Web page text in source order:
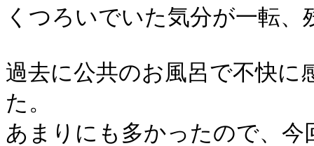
くつろいでいた気分が一転
過去に公共のお風呂で不快
た。
あまりにも多かったので、